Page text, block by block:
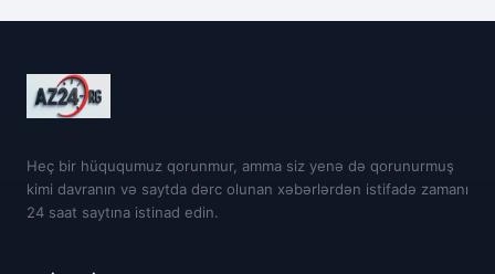
Heç bir hüququmuz qorunmur, amma siz yenə də qorunurmuş
kimi davranın və saytda dərc olunan xəbərlərdən istifadə zamanı
24 saat saytına istinad edin.